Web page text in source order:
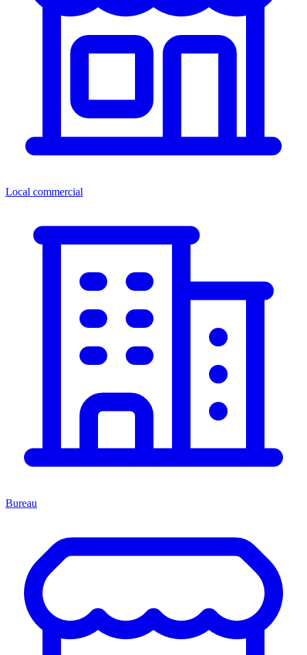
Local commercial
Bureau